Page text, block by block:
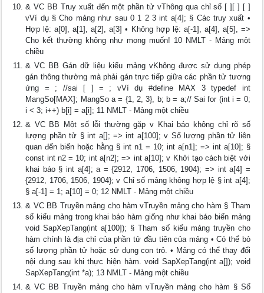
& VC BB Truy xuất đến một phần tử vThông qua chỉ số [ ][ ] [ ]
vVí dụ § Cho mảng như sau 0 1 2 3 int a[4]; § Các truy xuất •
Hợp lệ: a[0], a[1], a[2], a[3] • Không hợp lệ: a[-1], a[4], a[5], =>
Cho kết thường không như mong muốn! 10 NMLT - Mảng một
chiều
& VC BB Gán dữ liệu kiểu mảng vKhông được sử dụng phép
gán thông thường mà phải gán trực tiếp giữa các phần tử tương
ứng = ; //sai [ ] = ; vVí dụ #define MAX 3 typedef int
MangSo[MAX]; MangSo a = {1, 2, 3}, b; b = a;// Sai for (int i = 0;
i < 3; i++) b[i] = a[i]; 11 NMLT - Mảng một chiều
& VC BB Một số lỗi thường gặp v Khai báo không chỉ rõ số
lượng phần tử § int a[]; => int a[100]; v Số lượng phần tử liên
quan đến biến hoặc hằng § int n1 = 10; int a[n1]; => int a[10]; §
const int n2 = 10; int a[n2]; => int a[10]; v Khởi tạo cách biệt với
khai báo § int a[4]; a = {2912, 1706, 1506, 1904}; => int a[4] =
{2912, 1706, 1506, 1904}; v Chỉ số mảng không hợp lệ § int a[4];
§ a[-1] = 1; a[10] = 0; 12 NMLT - Mảng một chiều
& VC BB Truyền mảng cho hàm vTruyền mảng cho hàm § Tham
số kiểu mảng trong khai báo hàm giống như khai báo biến mảng
void SapXepTang(int a[100]); § Tham số kiểu mảng truyền cho
hàm chính là địa chỉ của phần tử đầu tiên của mảng • Có thể bỏ
số lượng phần tử hoặc sử dụng con trỏ. • Mảng có thể thay đổi
nội dung sau khi thực hiện hàm. void SapXepTang(int a[]); void
SapXepTang(int *a); 13 NMLT - Mảng một chiều
& VC BB Truyền mảng cho hàm vTruyền mảng cho hàm § Số